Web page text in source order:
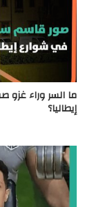
ما السر وراء
إيطاليا؟